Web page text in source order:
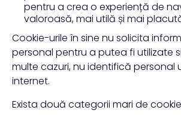
pentru a crea o experiență de
valoroasă, mai utilă și mai
Cookie-urile în sine nu solicita
personal pentru a putea fi utilizate
multe cazuri, nu identifică personal
internet.
Exista două categorii mari de